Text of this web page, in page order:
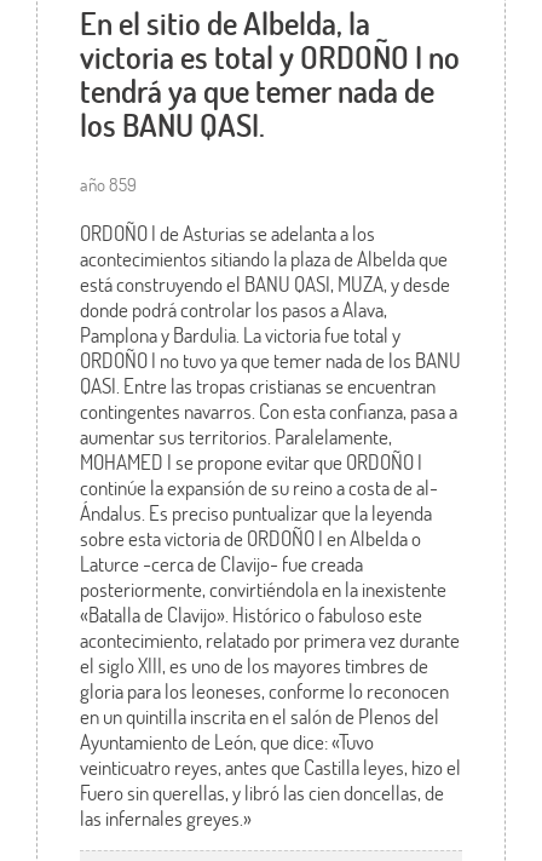
En el sitio de Albelda, la
victoria es total y ORDOÑO I no
tendrá ya que temer nada de
los BANU QASI.
año 859
ORDOÑO I de Asturias se adelanta a los
acontecimientos sitiando la plaza de Albelda que
está construyendo el BANU QASI, MUZA, y desde
donde podrá controlar los pasos a Alava,
Pamplona y Bardulia. La victoria fue total y
ORDOÑO I no tuvo ya que temer nada de los BANU
QASI. Entre las tropas cristianas se encuentran
contingentes navarros. Con esta confianza, pasa a
aumentar sus territorios. Paralelamente,
MOHAMED I se propone evitar que ORDOÑO I
continúe la expansión de su reino a costa de al-
Ándalus. Es preciso puntualizar que la leyenda
sobre esta victoria de ORDOÑO I en Albelda o
Laturce -cerca de Clavijo- fue creada
posteriormente, convirtiéndola en la inexistente
«Batalla de Clavijo». Histórico o fabuloso este
acontecimiento, relatado por primera vez durante
el siglo XIII, es uno de los mayores timbres de
gloria para los leoneses, conforme lo reconocen
en un quintilla inscrita en el salón de Plenos del
Ayuntamiento de León, que dice: «Tuvo
veinticuatro reyes, antes que Castilla leyes, hizo el
Fuero sin querellas, y libró las cien doncellas, de
las infernales greyes.»